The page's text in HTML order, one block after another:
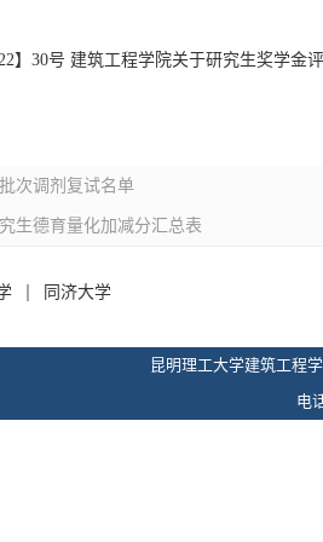
】30号 建筑工程学院关于研究生奖学金
次调剂复试名单
生德育量化加减分汇总表
同济大学
昆明理工大学建筑工程
电